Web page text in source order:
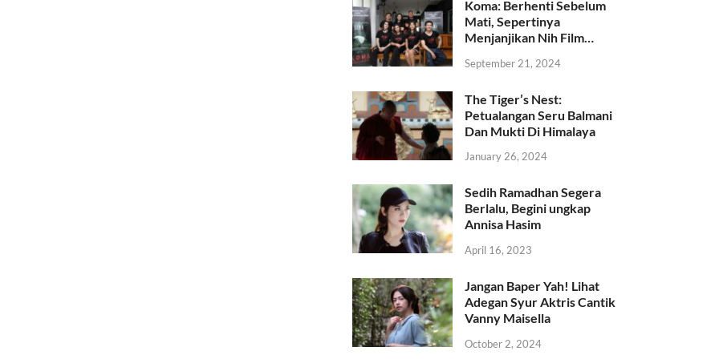
Koma: Berhenti Sebelum
Mati, Sepertinya
Menjanjikan Nih Film…
September 21, 2024
The Tiger’s Nest:
Petualangan Seru Balmani
Dan Mukti Di Himalaya
January 26, 2024
Sedih Ramadhan Segera
Berlalu, Begini ungkap
Annisa Hasim
April 16, 2023
Jangan Baper Yah! Lihat
Adegan Syur Aktris Cantik
Vanny Maisella
October 2, 2024